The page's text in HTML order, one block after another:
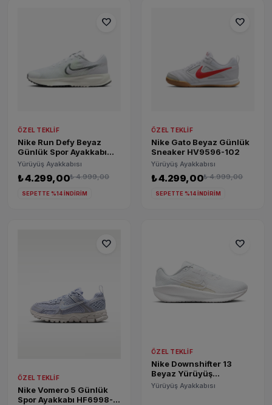
favorite
ÖZEL TEKLIF
Nike Run Defy Beyaz
Günlük Spor Ayakkabı
HM9593-104
Yürüyüş Ayakkabısı
₺ 4.299,00₺ 4.999,00
SEPETTE %14 İNDİRİM
favorite
ÖZEL TEKLIF
Nike Gato Beyaz Günlük
Sneaker HV9596-102
Yürüyüş Ayakkabısı
₺ 4.299,00₺ 4.999,00
SEPETTE %14 İNDİRİM
favorite
ÖZEL TEKLIF
Nike Vomero 5 Günlük
Spor Ayakkabı HF6998-
favorite
ÖZEL TEKLIF
Nike Downshifter 13
Beyaz Yürüyüş
Ayakkabısı FD6476-101
Yürüyüş Ayakkabısı